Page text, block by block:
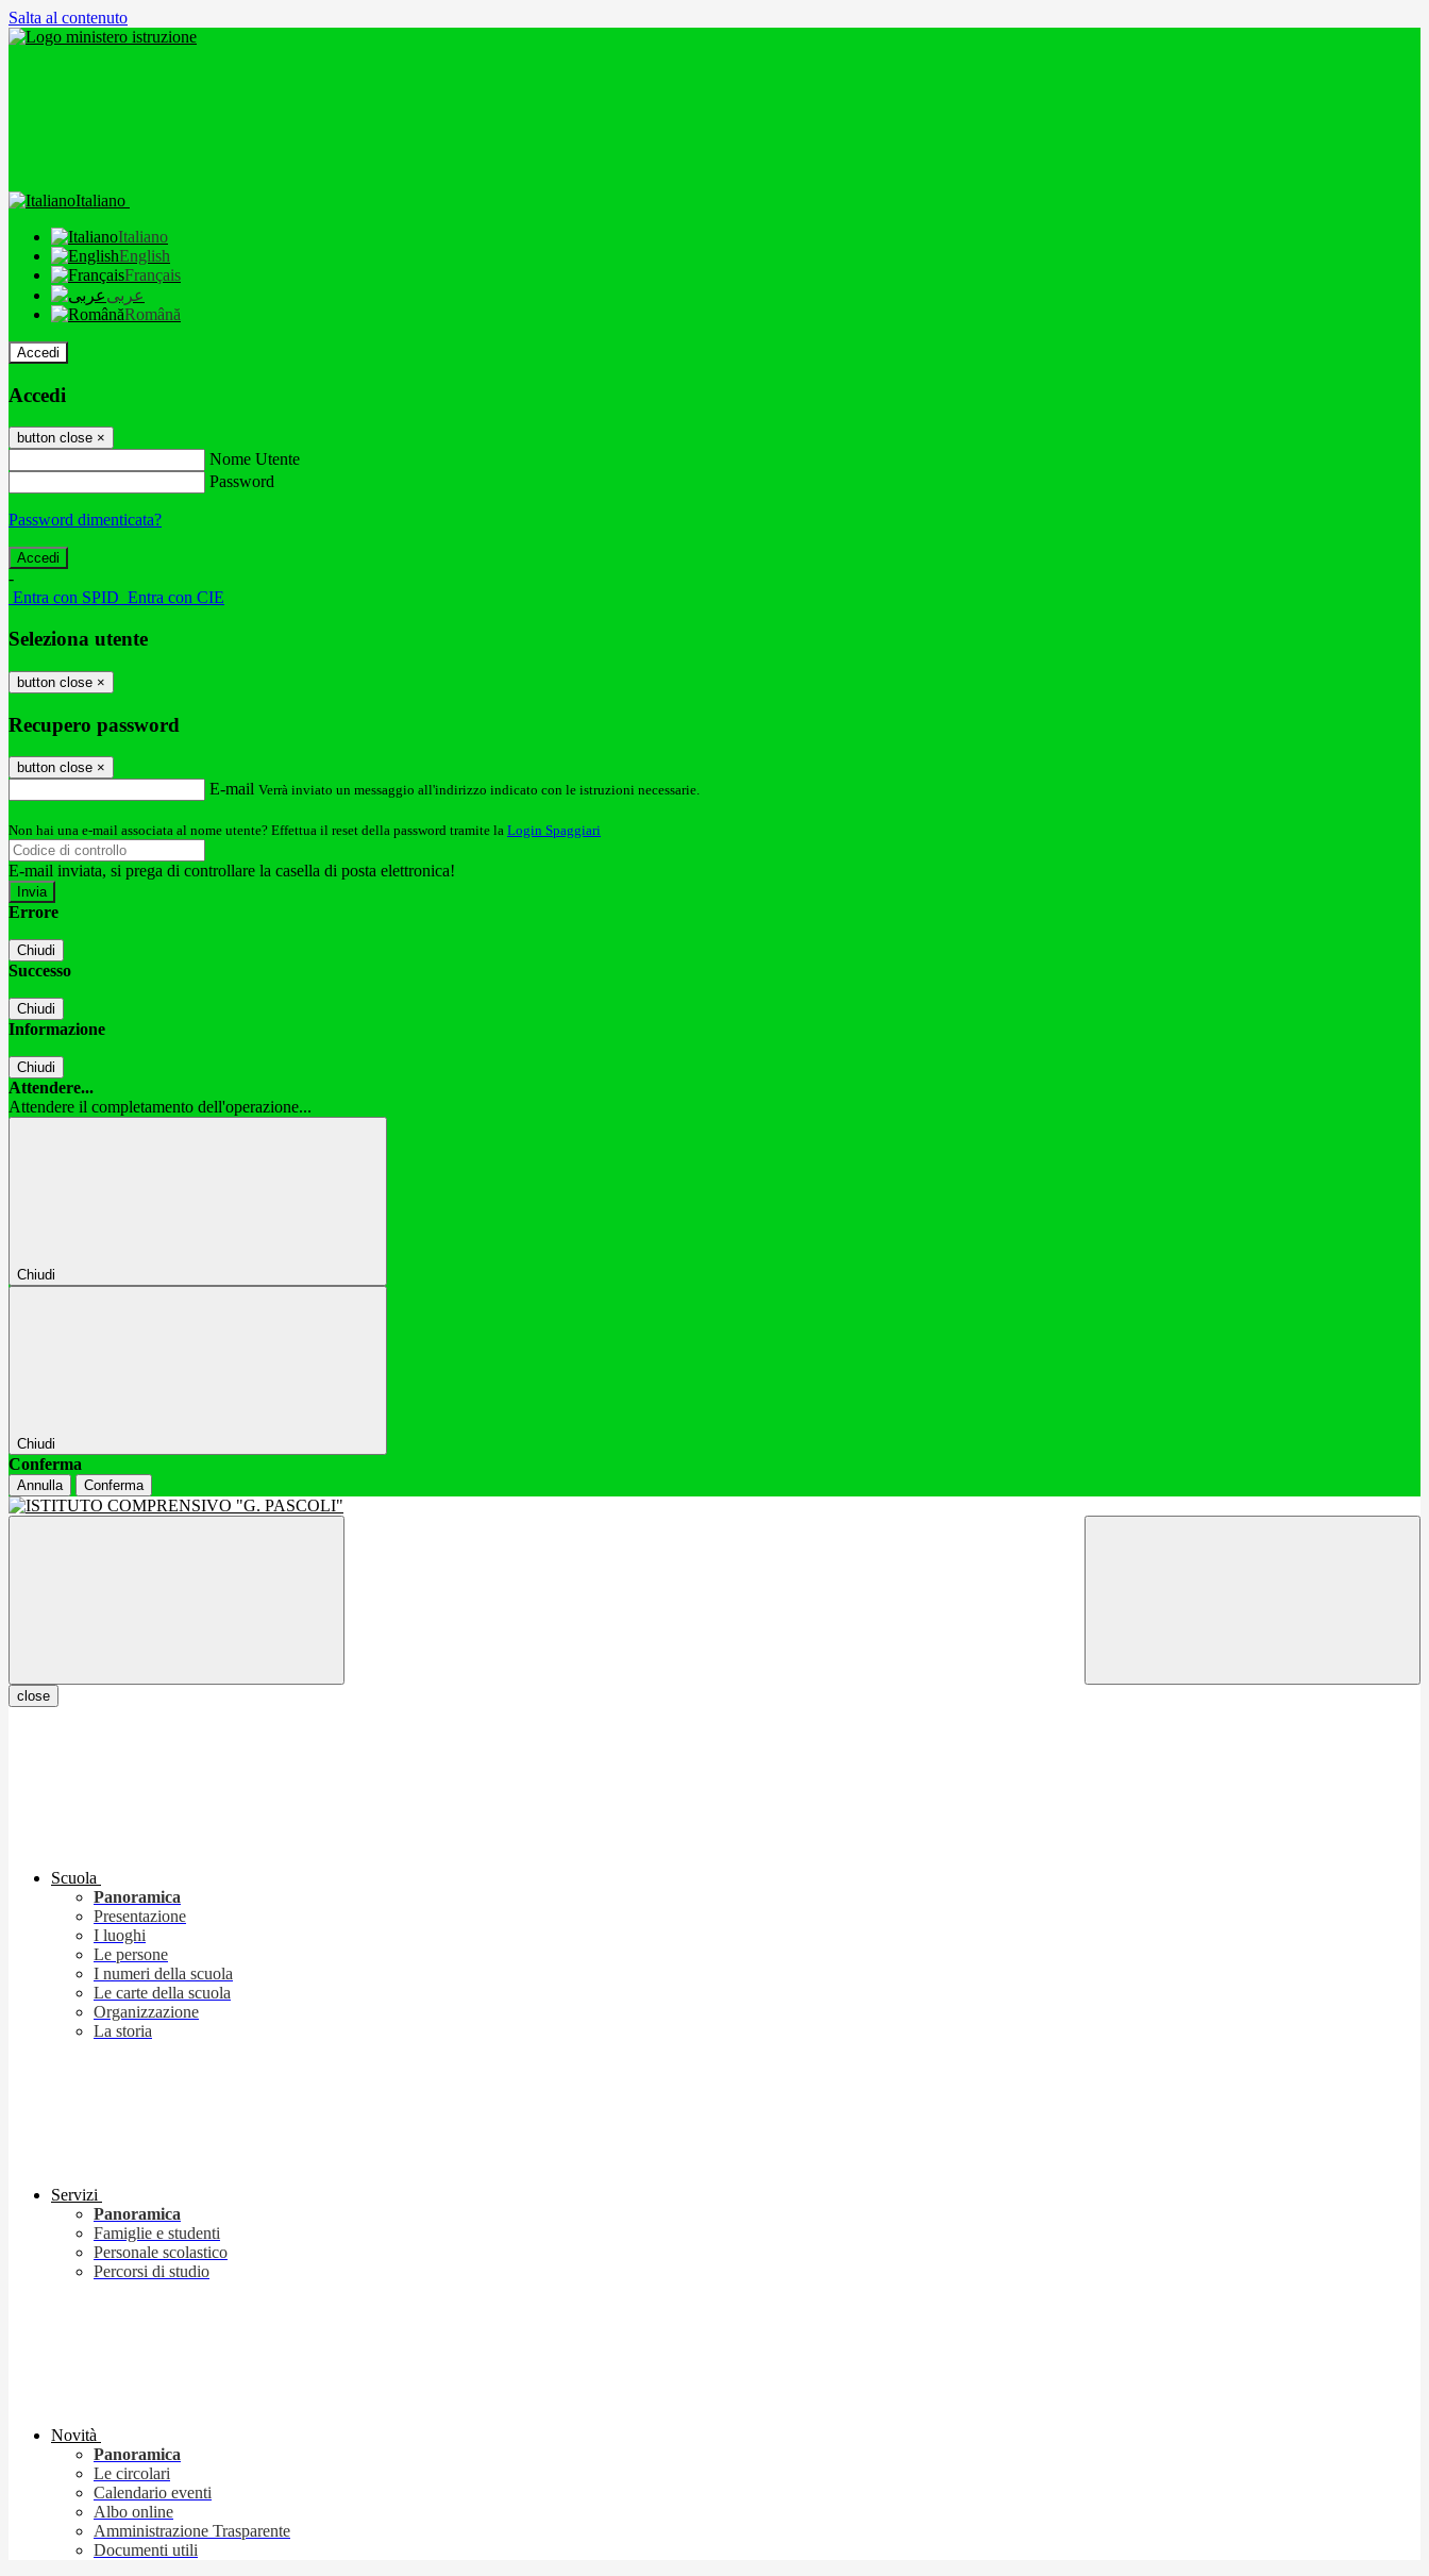
Salta al contenuto
Italiano
Italiano
English
Français
عربى
Română
Accedi
Accedi
button close ×
Nome Utente
Password
Password dimenticata?
-
Entra con SPID Entra con CIE
Seleziona utente
button close ×
Recupero password
button close ×
E-mail Verrà inviato un messaggio all'indirizzo indicato con le istruzioni necessarie.
Non hai una e-mail associata al nome utente? Effettua il reset della password tramite la Login Spaggiari
E-mail inviata, si prega di controllare la casella di posta elettronica!
Errore
Chiudi
Successo
Chiudi
Informazione
Chiudi
Attendere...
Attendere il completamento dell'operazione...
Chiudi
Chiudi
Conferma
Annulla Conferma
close
Scuola
Panoramica
Presentazione
I luoghi
Le persone
I numeri della scuola
Le carte della scuola
Organizzazione
La storia
Servizi
Panoramica
Famiglie e studenti
Personale scolastico
Percorsi di studio
Novità
Panoramica
Le circolari
Calendario eventi
Albo online
Amministrazione Trasparente
Documenti utili